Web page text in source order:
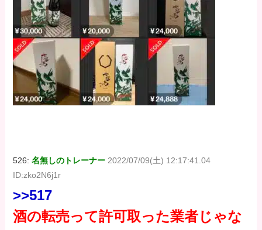
526:名無しのトレーナー 2022/07/09(土) 12:17:41.04
ID:zko2N6j1r
>>517
酒の転売って許可取った業者じゃな